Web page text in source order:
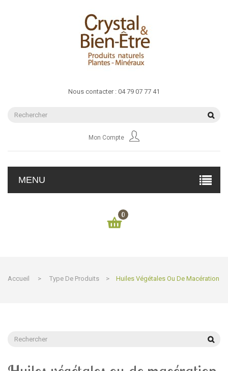
Nous contacter : 04 79 07 77 41
Mon Compte
MENU
0
Accueil > Type De Produits > Huiles Végétales Ou De Macération